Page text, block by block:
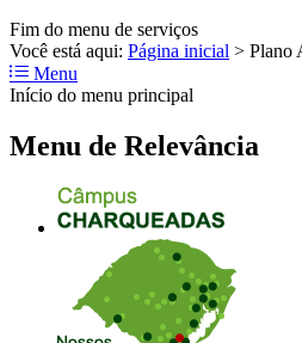
Fim do menu de serviços
Você está aqui: Página inicial > Plano
Menu
Início do menu principal
Menu de Relevância